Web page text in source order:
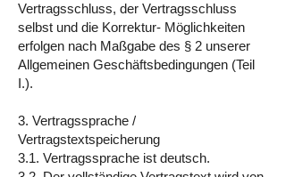
Vertragsschluss, der Vertragsschluss
selbst und die Korrektur- Möglichkeiten
erfolgen nach Maßgabe des § 2 unserer
Allgemeinen Geschäftsbedingungen (Teil
I.).
3. Vertragssprache /
Vertragstextspeicherung
3.1. Vertragssprache ist deutsch.